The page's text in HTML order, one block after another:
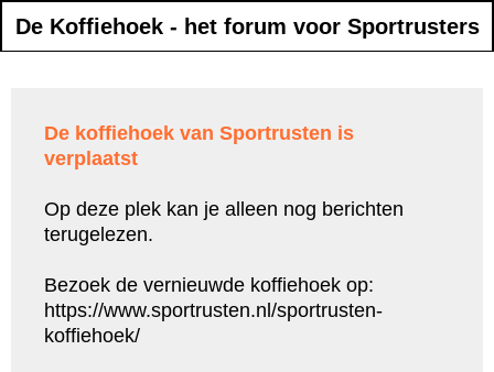
De Koffiehoek - het forum voor Sportrusters
De koffiehoek van Sportrusten is
verplaatst
Op deze plek kan je alleen nog berichten
terugelezen.
Bezoek de vernieuwde koffiehoek op:
https://www.sportrusten.nl/sportrusten-
koffiehoek/